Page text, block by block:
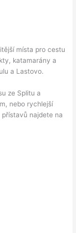
místa pro cestu
katamarány a
a Lastovo.
ze Splitu a
nebo rychlejší
najdete na